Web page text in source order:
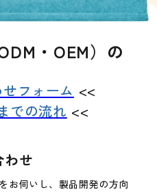
・OEM）の
フォーム <<
での流れ <<
せ
お伺いし、製品開発の方向